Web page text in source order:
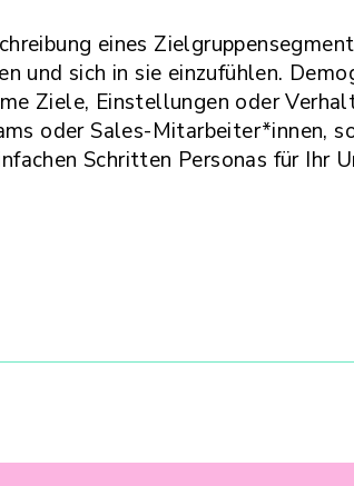
eines
und sich in sie einzufühlen.
Ziele, Einstellungen oder
oder Sales-Mitarbeiter*innen,
Schritten Personas für Ihr